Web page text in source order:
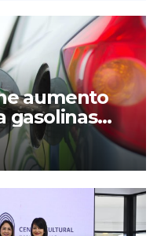
aumento
gasolinas